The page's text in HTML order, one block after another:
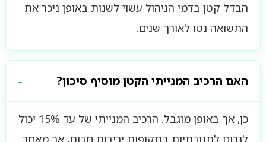
הבדל קטן בדמי הניהול עשוי לשנות באופן ניכר את
התשואה נטו לאורך שנים.
האם הרכיב המנייתי הקטן מוסיף סיכון?
כן, אך באופן מוגבל. הרכיב המנייתי של עד 15% יכול